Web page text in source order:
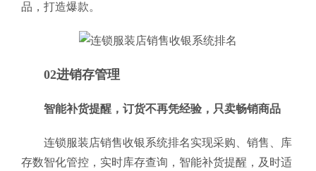
品，打造爆款。
02进销存管理
智能补货提醒，订货不再凭经验，只卖畅销商品
连锁服装店销售收银系统排名实现采购、销售、库
存数智化管控，实时库存查询，智能补货提醒，及时适